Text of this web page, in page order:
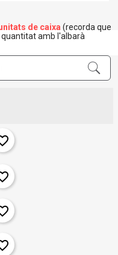
de caixa (recorda que
amb l'albarà